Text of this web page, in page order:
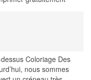
Coloriage Des
nous sommes